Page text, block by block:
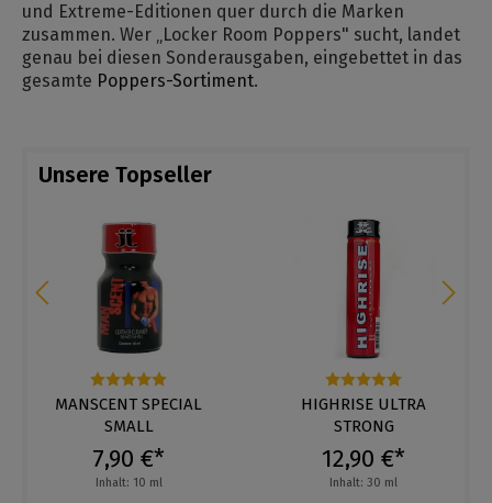
und Extreme-Editionen quer durch die Marken
zusammen. Wer „Locker Room Poppers" sucht, landet
genau bei diesen Sonderausgaben, eingebettet in das
gesamte Poppers-Sortiment.
Unsere Topseller
von 4.8 von 5 Sternen
Durchschnittliche Bewertung von 5 von 5 Sternen
MANSCENT SPECIAL
SMALL
7,90 €*
Inhalt: 10 ml
Durchschnittliche
HIGHRISE ULTRA
STRONG
12,90 €*
Inhalt: 30 ml